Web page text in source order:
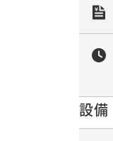
設備